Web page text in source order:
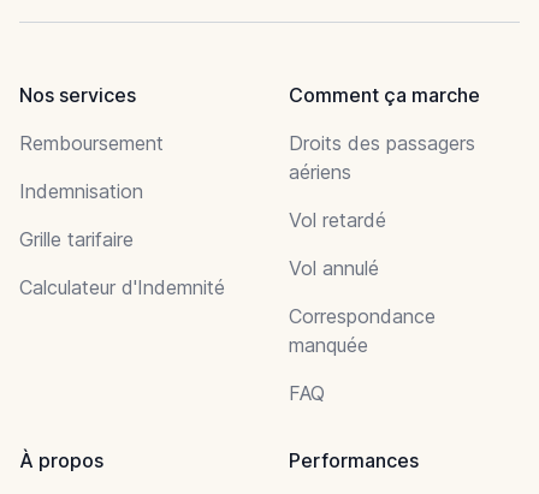
Nos services
Remboursement
Indemnisation
Grille tarifaire
Calculateur d'Indemnité
Comment ça marche
Droits des passagers
aériens
Vol retardé
Vol annulé
Correspondance
manquée
FAQ
À propos
Performances